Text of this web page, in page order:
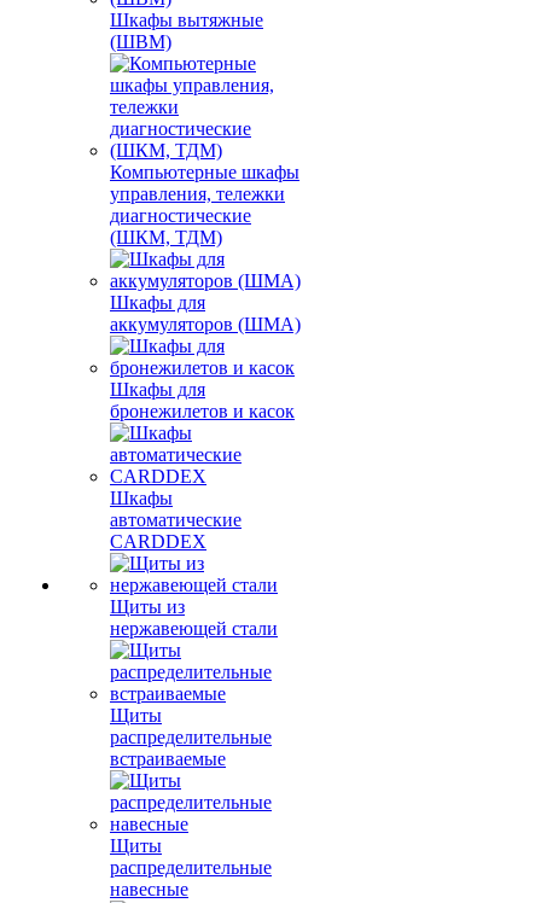
Шкафы вытяжные
(ШВМ)
Компьютерные шкафы
управления, тележки
диагностические
(ШКМ, ТДМ)
Шкафы для
аккумуляторов (ШМА)
Шкафы для
бронежилетов и касок
Шкафы
автоматические
CARDDEX
Щиты из
нержавеющей стали
Щиты
распределительные
встраиваемые
Щиты
распределительные
навесные